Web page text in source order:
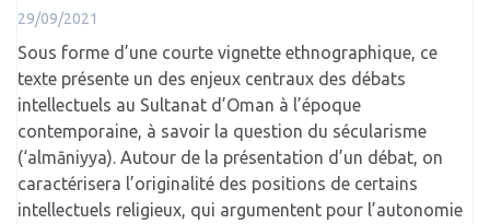
29/09/2021
Sous forme d’une courte vignette ethnographique, ce
texte présente un des enjeux centraux des débats
intellectuels au Sultanat d’Oman à l’époque
contemporaine, à savoir la question du sécularisme
(‘almāniyya). Autour de la présentation d’un débat, on
caractérisera l’originalité des positions de certains
intellectuels religieux, qui argumentent pour l’autonomie